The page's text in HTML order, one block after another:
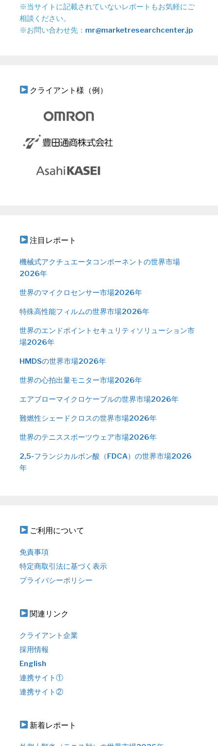
※当サイトに記載されていないレポートもお気軽にご
相談ください。
※お問い合わせ先： mr@marketresearchcenter.jp
クライアント様（例）
注目レポート
機械式アクチュエータコンポーネントの世界市場
2026年
世界のマイクロセンサー市場2026年
特殊高性能フィルムの世界市場2026年
世界のエンドポイントセキュリティソリューション市
場2026年
HMDSの世界市場2026年
世界の心拍出量モニター市場2026年
エアブローマイクロケーブルの世界市場2026年
難燃性シェードクロスの世界市場2026年
世界のテニススポーツウェア市場2026年
2,5-フランジカルボン酸（FDCA）の世界市場2026
年
ご利用について
免責事項
特定商取引法に基づく表示
プライバシーポリシー
関連リンク
クライアント企業
採用情報
English
連携サイト①
連携サイト②
新着レポート